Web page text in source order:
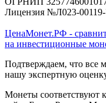
Лицензия №Л023-00119-
ЦенаМонет.РФ -
на инвестиционные
Подтверждаем, что все
нашу экспертную
Монеты соответствуют